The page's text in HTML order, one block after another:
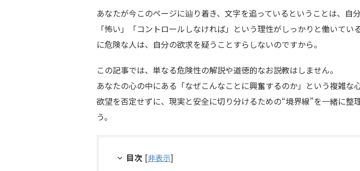
あなたが今このページに辿り着き、文字を追っているということは、自
「怖い」「コントロールしなければ」という理性がしっかりと働いてい
に危険な人は、自分の欲求を疑うことすらしないのですから。
この記事では、単なる危険性の解説や道徳的なお説教はしません。
あなたの心の中にある「なぜこんなことに興奮するのか」という複雑な
欲望を否定せずに、現実と安全に切り分けるための“境界線”を一緒に整
う。
目次 [非表示]